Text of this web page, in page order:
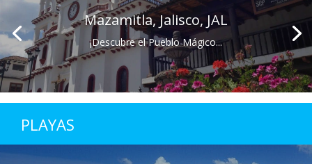
Mazamitla, Jalisco, JAL
¡Descubre el Pueblo Mágico...
PLAYAS